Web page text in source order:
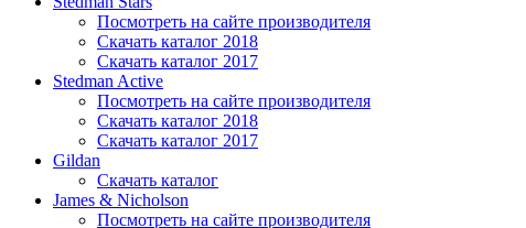
Посмотреть на сайте производителя
Скачать каталог 2018
Скачать каталог 2017
Stedman Active
Посмотреть на сайте производителя
Скачать каталог 2018
Скачать каталог 2017
Gildan
Скачать каталог
James & Nicholson
Посмотреть на сайте производителя